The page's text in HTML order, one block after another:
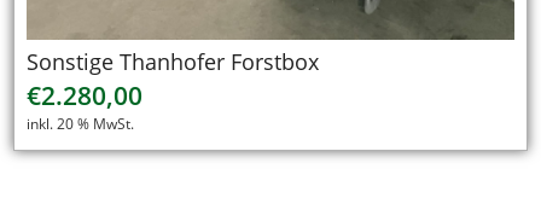
Sonstige Thanhofer Forstbox
€2.280,00
inkl. 20 % MwSt.